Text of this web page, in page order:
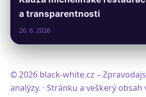
a transparentnosti
26. 6. 2026
© 2026 black-white.cz –
analýzy. · Stránku a veškerý